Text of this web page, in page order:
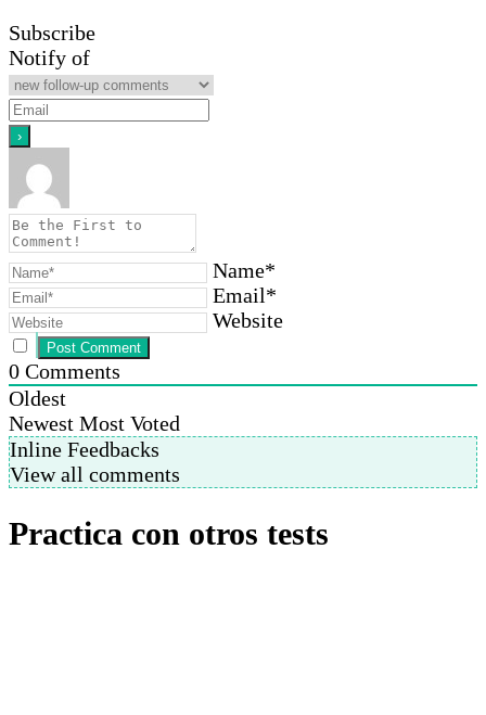
Subscribe
Notify of
Name*
Email*
Website
0 Comments
Oldest
Newest Most Voted
Inline Feedbacks
View all comments
Practica con otros tests